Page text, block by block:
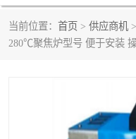
当前位置： 首页 > 供应商机 >
280℃聚焦炉型号 便于安装
红外加热设备
红外辐射加热模块